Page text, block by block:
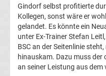
FSV
Zwickau
Transfergerüchte
Gindorf selbst profitierte
Kollegen, sonst wäre er
gelandet. Es könnte ein
unter Ex-Trainer Stefan
BSC an der Seitenlinie
hinauskam. Dazu muss
an seiner Leistung aus dem